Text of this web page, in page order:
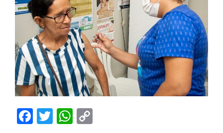
Facebook
TwitterWhatsApp